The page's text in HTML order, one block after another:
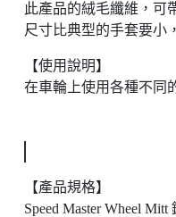
此產品的絨毛纖維，可
尺寸比典型的手套要小
【使用說明】
在車輪上使用各種不同
【產品規格】
Speed Master Wheel